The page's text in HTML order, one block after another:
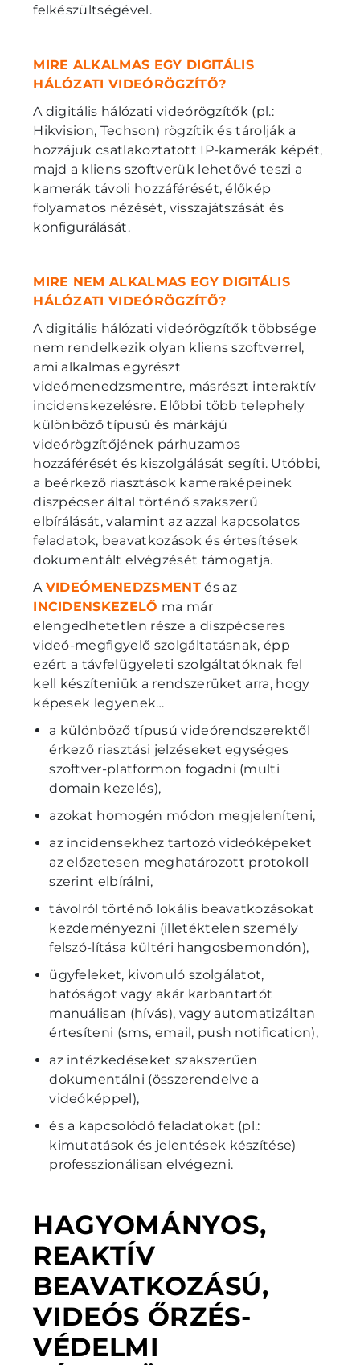
felkészültségével.
MIRE ALKALMAS EGY DIGITÁLIS
HÁLÓZATI VIDEÓRÖGZÍTŐ?
A digitális hálózati videórögzítők (pl.:
Hikvision, Techson) rögzítik és tárolják a
hozzájuk csatlakoztatott IP-kamerák képét,
majd a kliens szoftverük lehetővé teszi a
kamerák távoli hozzáférését, élőkép
folyamatos nézését, visszajátszását és
konfigurálását.
MIRE NEM ALKALMAS EGY DIGITÁLIS
HÁLÓZATI VIDEÓRÖGZÍTŐ?
A digitális hálózati videórögzítők többsége
nem rendelkezik olyan kliens szoftverrel,
ami alkalmas egyrészt
videómenedzsmentre, másrészt interaktív
incidenskezelésre. Előbbi több telephely
különböző típusú és márkájú
videórögzítőjének párhuzamos
hozzáférését és kiszolgálását segíti. Utóbbi,
a beérkező riasztások kameraképeinek
diszpécser által történő szakszerű
elbírálását, valamint az azzal kapcsolatos
feladatok, beavatkozások és értesítések
dokumentált elvégzését támogatja.
A VIDEÓMENEDZSMENTés az
INCIDENSKEZELŐ ma már
elengedhetetlen része a diszpécseres
videó-megfigyelő szolgáltatásnak, épp
ezért a távfelügyeleti szolgáltatóknak fel
kell készíteniük a rendszerüket arra, hogy
képesek legyenek…
a különböző típusú videórendszerektől
érkező riasztási jelzéseket egységes
szoftver-platformon fogadni (multi
domain kezelés),
azokat homogén módon megjeleníteni,
az incidensekhez tartozó videóképeket
az előzetesen meghatározott protokoll
szerint elbírálni,
távolról történő lokális beavatkozásokat
kezdeményezni (illetéktelen személy
felszó-lítása kültéri hangosbemondón),
ügyfeleket, kivonuló szolgálatot,
hatóságot vagy akár karbantartót
manuálisan (hívás), vagy automatizáltan
értesíteni (sms, email, push notification),
az intézkedéseket szakszerűen
dokumentálni (összerendelve a
videóképpel),
és a kapcsolódó feladatokat (pl.:
kimutatások és jelentések készítése)
professzionálisan elvégezni.
HAGYOMÁNYOS,
REAKTÍV
BEAVATKOZÁSÚ,
VIDEÓS ŐRZÉS-
VÉDELMI